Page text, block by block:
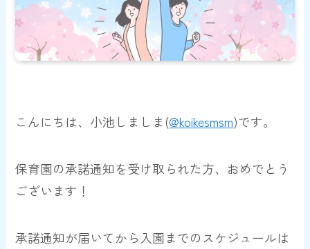
こんにちは、小池しましま(@koikesmsm)です。
保育園の承諾通知を受け取られた方、おめでとう
ございます！
承諾通知が届いてから入園までのスケジュールは